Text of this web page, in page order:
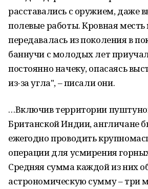
расставались с оружием, даже
полевые работы. Кровная
передавалась из поколения в
баннучи с молодых лет
постоянно начеку, опасаясь
из-за угла", – писали они.
…Включив территории
Британской Индии, англичане
ежегодно проводить
операции для усмирения
Средняя сумма каждой из них
астрономическую сумму – три